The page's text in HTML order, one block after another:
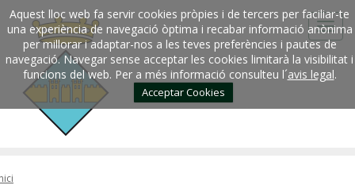
Aquest lloc web fa servir cookies pròpies i de tercers per faciliar-te
una experiència de navegació òptima i recabar informació anònima
per millorar i adaptar-nos a les teves preferències i pautes de
navegació. Navegar sense acceptar les cookies limitarà la visibilitat i
funcions del web. Per a més informació consulteu l´avis legal.
Acceptar Cookies